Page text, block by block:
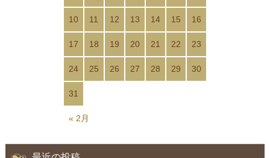
« 2月
10 11 12 13 14 15 16
17 18 19 20 21 22 23
24 25 26 27 28 29 30
31